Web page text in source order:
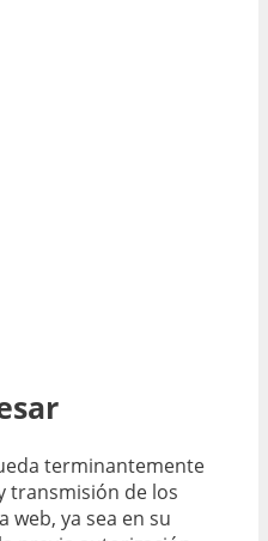
terminantemente
transmisión de los
web, ya sea en su